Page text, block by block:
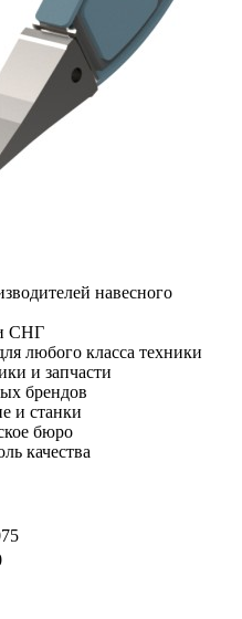
навесного
СНГ
любого класса техники
и запчасти
брендов
и станки
бюро
качества